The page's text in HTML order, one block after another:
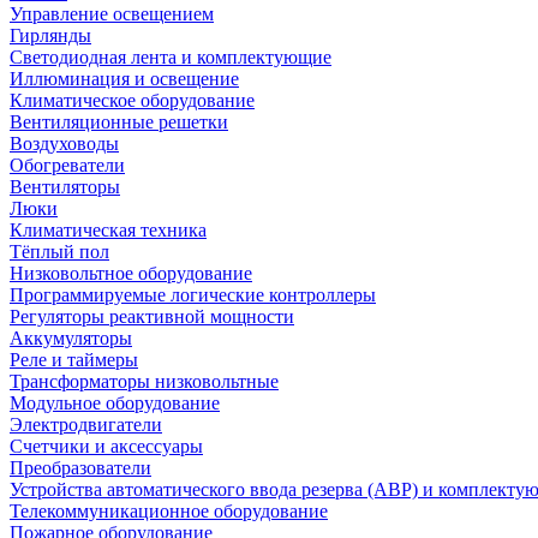
Управление освещением
Гирлянды
Светодиодная лента и комплектующие
Иллюминация и освещение
Климатическое оборудование
Вентиляционные решетки
Воздуховоды
Обогреватели
Вентиляторы
Люки
Климатическая техника
Тёплый пол
Низковольтное оборудование
Программируемые логические контроллеры
Регуляторы реактивной мощности
Аккумуляторы
Реле и таймеры
Трансформаторы низковольтные
Модульное оборудование
Электродвигатели
Счетчики и аксессуары
Преобразователи
Устройства автоматического ввода резерва (АВР) и
Телекоммуникационное оборудование
Пожарное оборудование